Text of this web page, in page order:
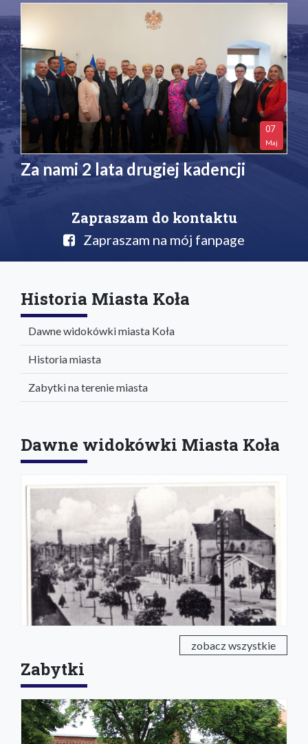
07
Maj
Za nami 2 lata drugiej kadencji
Zapraszam do kontaktu
Zapraszam na mój fanpage
Historia Miasta Koła
Dawne widokówki miasta Koła
Historia miasta
Zabytki na terenie miasta
Dawne widokówki Miasta Koła
zobacz wszystkie
Zabytki